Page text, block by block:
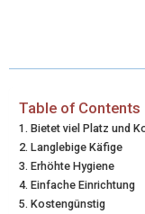
W
T
T
E
Table of Contents
Bietet viel Platz und
Langlebige Käfige
Erhöhte Hygiene
Einfache Einrichtung
Kostengünstig